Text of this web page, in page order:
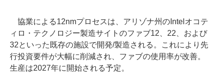
協業による12nmプロセスは、アリゾナ州のIntelオコテ
ィロ・テクノロジー製造サイトのファブ12、22、および
32といった既存の施設で開発/製造される。これにより先
行投資要件が大幅に削減され、ファブの使用率が改善。
生産は2027年に開始される予定。